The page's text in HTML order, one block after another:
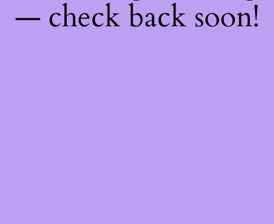
— check back soon!